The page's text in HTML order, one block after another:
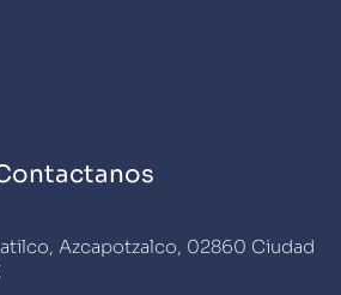
Azcapotzalco, 02860 Ciudad